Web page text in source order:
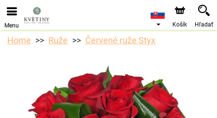
Objednávky prijímame prostredníctvom nášho e-shopu.
Najskorší možný termín doručenia je od 10.8.2026 z
Menu Košík Hľadať
Home Ruže Červené ruže Styx